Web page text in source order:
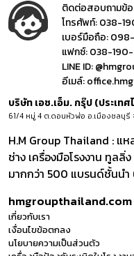
ติดต่อสอบถามข้อ
โทรศัพท์:038-
เบอร์มือถือ:
แฟกซ์:038-
LINE ID:
อีเมล์:
บริษัท เอช.เอ็ม. กรุ๊ป (ประเท
61/4 หมู่ 4 ต.ดอนหัวฬ่อ อ.เมืองชลบุ
H.M Group Thailand : แ
ช่าง เครื่องมือโรงงาน ทูล
มากกว่า 500 แบรนด์ชั้นนำ
hmgroupthailand.com
เกี่ยวกับเรา
เงื่อนไขข้อตกลง
นโยบายความเป็นส่วนตัว